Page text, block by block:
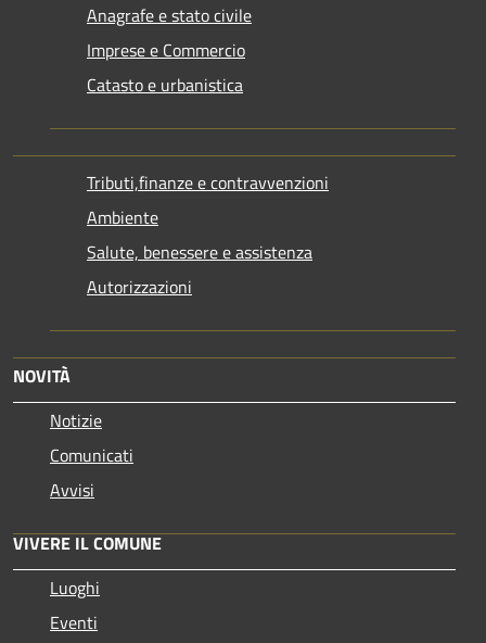
Anagrafe e stato civile
Imprese e Commercio
Catasto e urbanistica
Tributi,finanze e contravvenzioni
Ambiente
Salute, benessere e assistenza
Autorizzazioni
NOVITÀ
Notizie
Comunicati
Avvisi
VIVERE IL COMUNE
Luoghi
Eventi